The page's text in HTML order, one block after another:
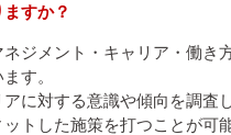
すか？
ネジメント・キャリア・働き
す。
アに対する意識や傾向を調査
ットした施策を打つことが可